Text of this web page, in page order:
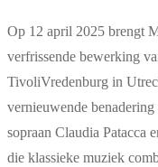
Op 12 april 2025 brengt
verfrissende bewerking
TivoliVredenburg in
vernieuwende
sopraan Claudia Patacca
die klassieke muziek